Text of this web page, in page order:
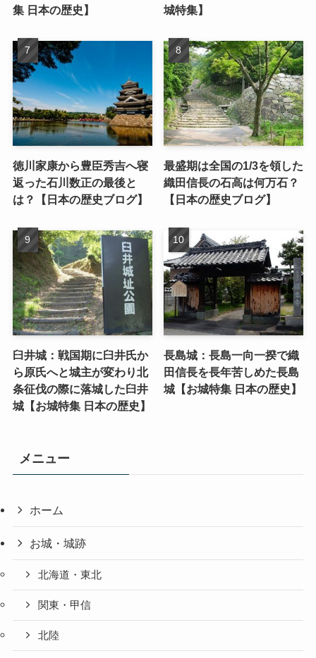
集 日本の歴史】
城特集】
徳川家康から豊臣秀吉へ寝
返った石川数正の最後と
は？【日本の歴史ブログ】
最盛期は全国の1/3を領した
織田信長の石高は何万石？
【日本の歴史ブログ】
臼井城：戦国期に臼井氏か
ら原氏へと城主が変わり北
条征伐の際に落城した臼井
城【お城特集 日本の歴史】
長島城：長島一向一揆で織
田信長を長年苦しめた長島
城【お城特集 日本の歴史】
メニュー
ホーム
お城・城跡
北海道・東北
関東・甲信
北陸